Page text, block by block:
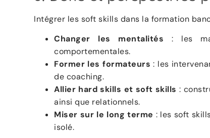
Intégrer les soft skills dans la formation
Changer les mentalités : les
comportementales.
Former les formateurs : les
de coaching.
Allier hard skills et soft skills :
ainsi que relationnels.
Miser sur le long terme : les soft
isolé.